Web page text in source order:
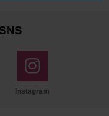
Instagram